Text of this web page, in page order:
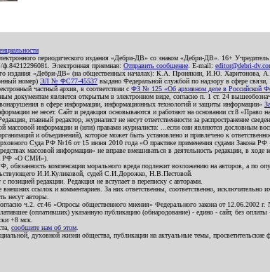
периодического издания «Дебри-ДВ» со знаком «Дебри-ДВ». 16+
Электронная приемная: Отправить сообщение . E-mail: editor@debri-
издания «Дебри-ДВ» (на общественных началах): К.А. Пронякин, И.Ю.
номер) ЭЛ № ФС77-45537 выдано Федеральной службой по надзору в сфере
частный архив, в соответствии с ФЗ № 125 «Об архивном деле в Российской
документам является открытым в электронном виде, согласно п. 1 ст. 24
в сфере информации, информационных технологий и защиты информации»
не несет. Сайт и редакция основываются и работают на основании ст.8 «Право
главный редактор, журналист не несут ответственности за распространение
массовой информации и (или) правами журналиста: ...если они являются дословным
и объединений), которое может быть установлено и привлечено к
Суда РФ №16 от 15 июня 2010 года «О практике применения судами Закона
массовой информации» не вправе вмешиваться в деятельность редакции, в ходе
РФ «О СМИ»).
компенсации морального вреда подлежит возложению на авторов, а по
И.И.Куликовой, судей С.И.Дорожко, Н.В.Пестовой.
позицией редакции. Редакция не вступает в переписку с авторами.
внешних ссылок и комментариев. За них ответственны, соответственно,
несут авторы.
ч.2. ст.46 «Опросы общественного мнения» Федерального закона от
(оплативших) указанную публикацию (обнародование) - едино - сайт, без оплаты -
+8 мск.
сообщите нам об этом
духовной жизни общества, публикации на актуальные темы,